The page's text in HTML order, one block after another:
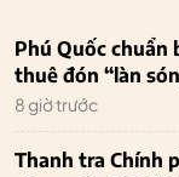
Phú Quốc chuẩn
thuê đón “làn
8 giờ trước
Thanh tra Chính